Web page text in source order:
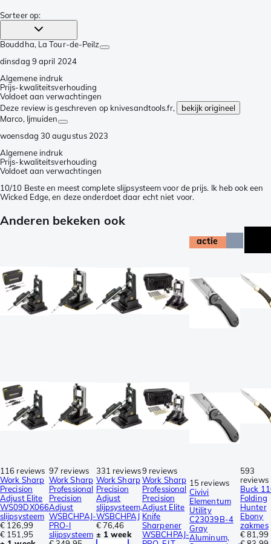
Sorteer op:
Bouddha, La Tour-de-Peilz
dinsdag 9 april 2024
Algemene indruk
Prijs-kwaliteitsverhouding
Voldoet aan verwachtingen
Deze review is geschreven op knivesandtools.fr,
bekijk origineel
Marco, Ijmuiden
woensdag 30 augustus 2023
Algemene indruk
Prijs-kwaliteitsverhouding
Voldoet aan verwachtingen
10/10 Beste en meest complete slijpsysteem voor de prijs. Ik heb ook een
Wicked Edge, en deze onderdoet daar echt niet voor.
Anderen bekeken ook
116 reviews
Work Sharp
Precision
Adjust Elite
WS09DX066
slijpsysteem
€ 126,99
€ 151,95
97 reviews
Work Sharp
Professional
Precision
Adjust
WSBCHPAJ-
PRO-I
slijpsysteem
331 reviews
Work Sharp
Precision
Adjust
slijpsysteem,
WSBCHPAJ
€ 76,46
± 1 week
9 reviews
Work Sharp
Professional
Precision
Adjust Elite
Knife
Sharpener
WSBCHPAJ-
actie
15 reviews
Civivi
Elementum
Utility
C23039B-4
Gray
Aluminum,
593
reviews
Buck
Folding
Hunter
Ebony
zakmes
€ 81,99